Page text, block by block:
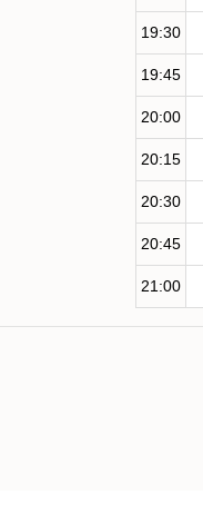
19:30
19:45
20:00
20:15
20:30
20:45
21:00